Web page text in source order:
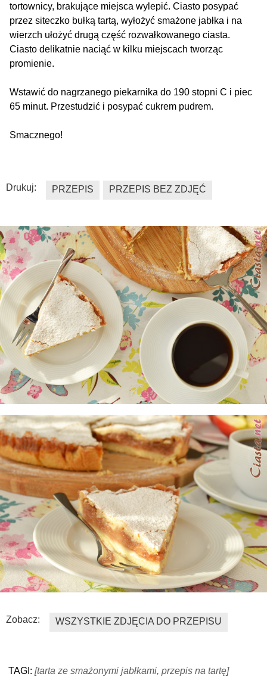
tortownicy, brakujące miejsca wylepić. Ciasto posypać
przez siteczko bułką tartą, wyłożyć smażone jabłka i na
wierzch ułożyć drugą część rozwałkowanego ciasta.
Ciasto delikatnie naciąć w kilku miejscach tworząc
promienie.
Wstawić do nagrzanego piekarnika do 190 stopni C i piec
65 minut. Przestudzić i posypać cukrem pudrem.
Smacznego!
Drukuj: PRZEPIS PRZEPIS BEZ ZDJĘĆ
Zobacz: WSZYSTKIE ZDJĘCIA DO PRZEPISU
TAGI: [tarta ze smażonymi jabłkami, przepis na tartę]